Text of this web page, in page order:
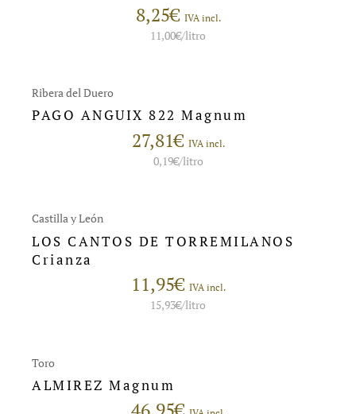
8,25€ IVA incl.
11,00€/litro
Ribera del Duero
PAGO ANGUIX 822 Magnum
27,81€ IVA incl.
0,19€/litro
Castilla y León
LOS CANTOS DE TORREMILANOS
Crianza
11,95€ IVA incl.
15,93€/litro
Toro
ALMIREZ Magnum